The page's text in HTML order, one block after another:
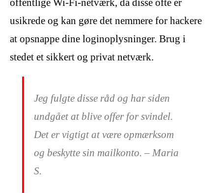
offentlige Wi-Fi-netværk, da disse ofte er
usikrede og kan gøre det nemmere for hackere
at opsnappe dine loginoplysninger. Brug i
stedet et sikkert og privat netværk.
Jeg fulgte disse råd og har siden
undgået at blive offer for svindel.
Det er vigtigt at være opmærksom
og beskytte sin mailkonto. – Maria
S.